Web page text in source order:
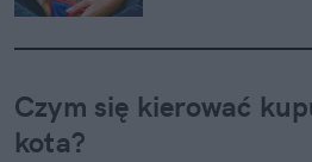
Czym się kierować
kota?